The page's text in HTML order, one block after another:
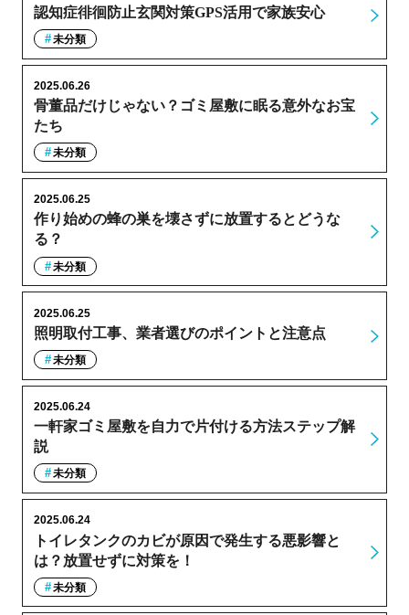
認知症徘徊防止玄関対策GPS活用で家族安心
未分類
骨董品だけじゃない？ゴミ屋敷に眠る意外なお宝
たち
2025.06.26
未分類
作り始めの蜂の巣を壊さずに放置するとどうな
る？
2025.06.25
未分類
照明取付工事、業者選びのポイントと注意点
2025.06.25
未分類
一軒家ゴミ屋敷を自力で片付ける方法ステップ解
説
2025.06.24
未分類
トイレタンクのカビが原因で発生する悪影響と
は？放置せずに対策を！
2025.06.24
未分類